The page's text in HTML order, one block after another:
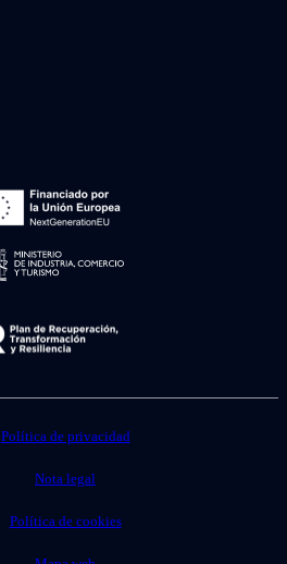
Política de privacidad
Nota legal
Política de cookies